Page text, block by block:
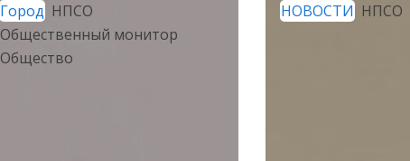
Город НПСО
Общественный монитор
Общество
НОВОСТИ НПСО